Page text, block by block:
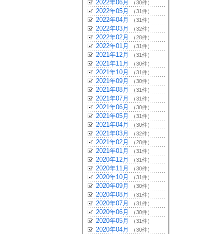
2022年06月 （30件）
2022年05月 （31件）
2022年04月 （31件）
2022年03月 （32件）
2022年02月 （28件）
2022年01月 （31件）
2021年12月 （31件）
2021年11月 （30件）
2021年10月 （31件）
2021年09月 （30件）
2021年08月 （31件）
2021年07月 （31件）
2021年06月 （30件）
2021年05月 （31件）
2021年04月 （30件）
2021年03月 （32件）
2021年02月 （28件）
2021年01月 （31件）
2020年12月 （31件）
2020年11月 （30件）
2020年10月 （31件）
2020年09月 （30件）
2020年08月 （31件）
2020年07月 （31件）
2020年06月 （30件）
2020年05月 （31件）
2020年04月 （30件）